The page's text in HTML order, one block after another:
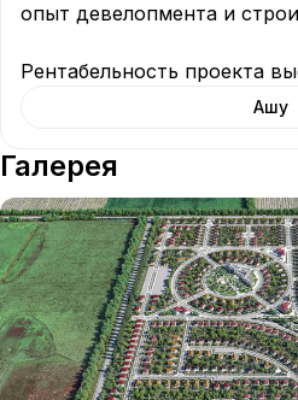
опыт девелопмента и
Рентабельность проекта
Ашу
Галерея